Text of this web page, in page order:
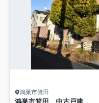
鴻巣市箕田
鴻巣市箕田 中古戸建